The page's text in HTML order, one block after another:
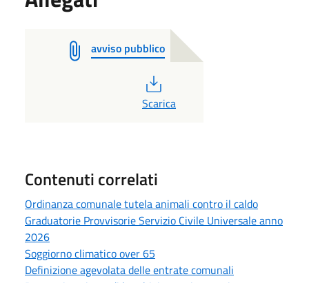
avviso pubblico
PDF
Scarica
Contenuti correlati
Ordinanza comunale tutela animali contro il caldo
Graduatorie Provvisorie Servizio Civile Universale anno
2026
Soggiorno climatico over 65
Definizione agevolata delle entrate comunali